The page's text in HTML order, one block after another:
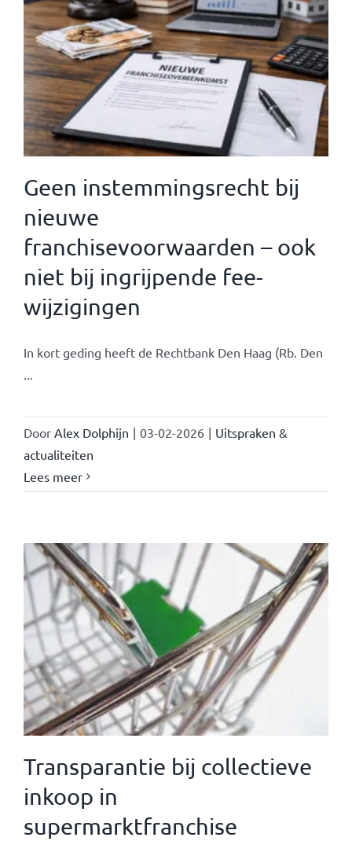
Geen instemmingsrecht bij
nieuwe
franchisevoorwaarden – ook
niet bij ingrijpende fee-
wijzigingen
In kort geding heeft de Rechtbank Den Haag (Rb. Den
...
Door Alex Dolphijn | 03-02-2026 | Uitspraken &
actualiteiten
Lees meer
Transparantie bij collectieve
inkoop in
supermarktfranchise